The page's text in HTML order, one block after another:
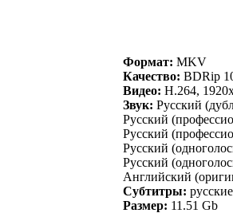
Формат: MKV
Качество: BDRip
Видео: H.264,
Звук: Русский
Русский
Русский
Русский
Русский
Английский
Субтитры:
Размер: 11.51 Gb